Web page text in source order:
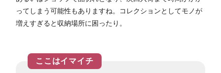
ってしまう可能性もありますね。コレクションとしてモノが
増えすぎると収納場所に困ったり。